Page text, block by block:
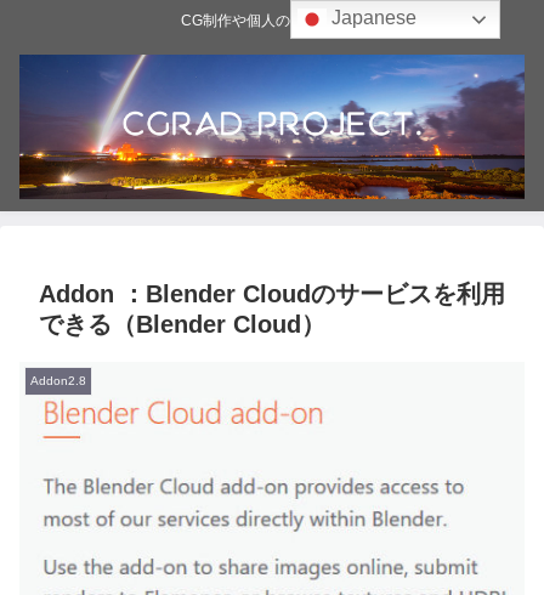
CG制作や個人の雑記ブログ
Addon ：Blender Cloudのサービスを利用
できる（Blender Cloud）
Addon2.8
Japanese